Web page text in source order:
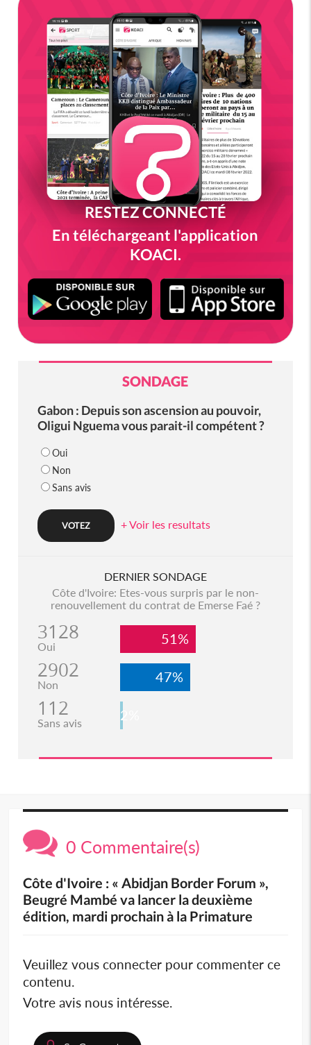
RESTEZ CONNECTÉ
En téléchargeant l'application
KOACI.
SONDAGE
Gabon : Depuis son ascension au pouvoir,
Oligui Nguema vous parait-il compétent ?
Oui
Non
Sans avis
+ Voir les resultats
DERNIER SONDAGE
Côte d'Ivoire: Etes-vous surpris par le non-
renouvellement du contrat de Emerse Faé ?
3128
Oui 51%
2902
Non 47%
112
Sans avis 2%
0 Commentaire(s)
Côte d'Ivoire : « Abidjan Border Forum »,
Beugré Mambé va lancer la deuxième
édition, mardi prochain à la Primature
Veuillez vous connecter pour commenter ce
contenu.
Votre avis nous intéresse.